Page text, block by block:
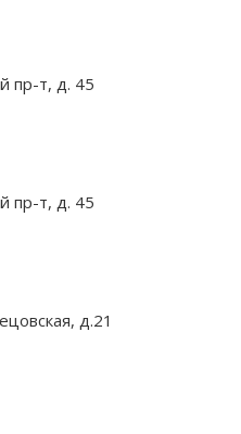
пр-т, д. 45
пр-т, д. 45
д.21